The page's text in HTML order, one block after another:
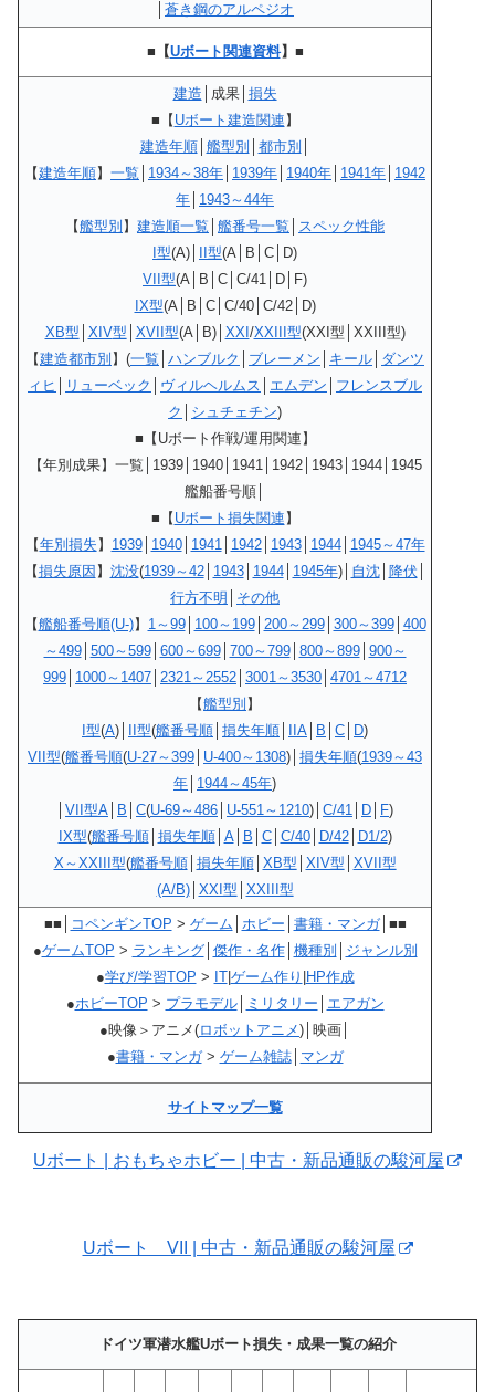
蒼き鋼のアルペジオ
■【Uボート関連資料】■
建造 │成果│ 損失
■ 【 Uボート建造関連 】
建造年順│ 艦型別 都市別
【建造年順】 一覧 1934～38年 1939年 1940年 1941年 1942
年 1943～44年
【艦型別 】 建造順一覧 艦番号一覧
スペック性能
I型(A)│ II型(A│B│C│D)
VII型(A│B│C│C/41│D│F)
IX型(A│B│C│C/40│C/42│D)
XB型 XIV型 XVII型(A│B)│ XXI /XXIII型(XXI型│XXIII型)
【建造都市別 】(一覧 ハンブルク ブレーメン キール ダンツ
ィヒ
リューベック ヴィルヘルムス エムデン
フレンスブル
ク
シュチェチン)
■【Uボート作戦/運用関連】
【年別成果】一覧│1939│1940│1941│1942│1943│1944│1945
艦船番号順│
■ 【 Uボート損失関連 】
【年別損失 】 1939│ 1940│ 1941│ 1942│ 1943│ 1944│ 1945～47年
【損失原因 】 沈没(1939～42│ 1943│ 1944│ 1945年)│ 自沈│ 降伏
行方不明
その他
【艦船番号順(U-)】 1～99│ 100～199│ 200～299│ 300～399│ 400
～499│ 500～599│ 600～699│ 700～799│ 800～899│ 900～
999 1000～1407 2321～2552 3001～3530 4701～4712
【艦型別 】
I型(A)│ II型(艦番号順 損失年順 IIA B C D)
VII型(艦番号順(U-27～399 U-400～1308)│ 損失年順(1939～43
年 1944～45年)
VII型A B C(U-69～486 U-551～1210)│ C/41 D F)
IX型(艦番号順│ 損失年順│ A│ B C│ C/40│ D/42│ D1/2)
X～XXIII型(艦番号順│ 損失年順│ XB型 XIV型 XVII型
(A/B)│ XXI型 XXIII型
■■│ コペンギンTOP > ゲーム ホビー 書籍・マンガ│■■
●ゲームTOP > ランキング│ 傑作・名作│ 機種別
ジャンル別
●学び/学習TOP > IT| ゲーム作り HP作成
●ホビーTOP > プラモデル│ ミリタリー
エアガン
●映像＞アニメ(ロボットアニメ)│映画│
●書籍・マンガ> ゲーム雑誌│ マンガ
サイトマップ一覧
Uボート | おもちゃホビー | 中古・新品通販の駿河屋
Uボート VII | 中古・新品通販の駿河屋
ドイツ軍潜水艦Uボート損失・成果一覧の紹介